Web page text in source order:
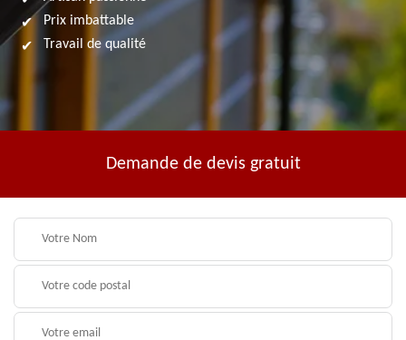
Prix imbattable
Travail de qualité
Demande de devis gratuit